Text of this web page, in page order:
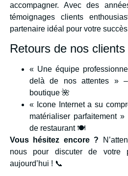
accompagner. Avec des
témoignages clients
partenaire idéal pour votre
Retours de nos clients
« Une équipe
delà de nos attentes »
boutique 🌺
« Icone Internet a su
matérialiser parfaitement
de restaurant 🍽️
Vous hésitez encore ?
nous pour discuter de votre
aujourd’hui ! 📞